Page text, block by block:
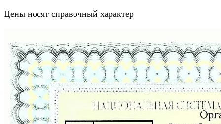
Цены носят справочный характер